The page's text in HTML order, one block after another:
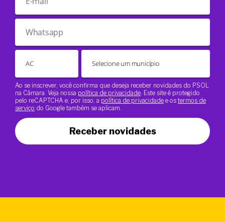
Ao se inscrever, você confirma que deseja receber novidades do PSOL
na Câmara. Veja nossa política de privacidade . Este site é protegido
pelo reCAPTCHA e, por isso, a política de privacidade e os termos de
serviço do Google também se aplicam.
Receber novidades